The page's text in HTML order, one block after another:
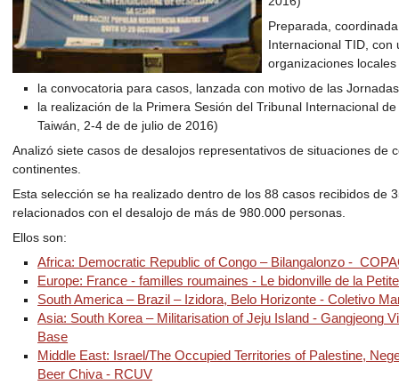
Preparada,
Internacional TID, con
organizaciones
la convocatoria para casos, lanzada con motivo de las
la realización de la Primera Sesión del Tribunal Internacional
Taiwán, 2-4 de de julio de 2016)
Analizó siete casos de desalojos representativos de situaciones de
continentes.
Esta selección se ha realizado dentro de los 88 casos recibidos de
relacionados con el desalojo de más de 980.000 personas.
Ellos son:
Africa: Democratic Republic of Congo – Bilangalonzo -
Europe: France - familles roumaines - Le bidonville de la
South America – Brazil – Izidora, Belo Horizonte - Coletivo
Asia: South Korea – Militarisation of Jeju Island - Gangjeong
Base
Middle East: Israel/The Occupied Territories of Palestine,
Beer Chiva - RCUV